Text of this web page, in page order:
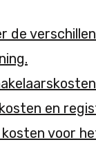
de
en
voor